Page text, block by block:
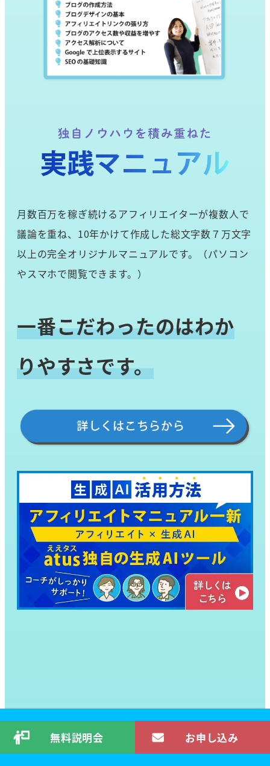
月数百万を稼ぎ続けるアフィリエイターが複数人で
議論を重ね、10年かけて作成した総文字数７万文字
以上の完全オリジナルマニュアルです。（パソコン
やスマホで閲覧できます。）
一番こだわったのはわか
りやすさです。
無料説明会 お申し込み